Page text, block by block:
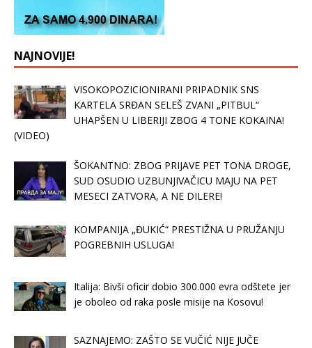
NAJNOVIJE!
VISOKOPOZICIONIRANI PRIPADNIK SNS
KARTELA SRĐAN SELEŠ ZVANI „PITBUL“
UHAPŠEN U LIBERIJI ZBOG 4 TONE KOKAINA!
(VIDEO)
ŠOKANTNO: ZBOG PRIJAVE PET TONA DROGE,
SUD OSUDIO UZBUNJIVAČICU MAJU NA PET
MESECI ZATVORA, A NE DILERE!
KOMPANIJA „ĐUKIĆ“ PRESTIŽNA U PRUŽANJU
POGREBNIH USLUGA!
Italija: Bivši oficir dobio 300.000 evra odštete jer
je oboleo od raka posle misije na Kosovu!
SAZNAJEMO: ZAŠTO SE VUČIĆ NIJE JUČE